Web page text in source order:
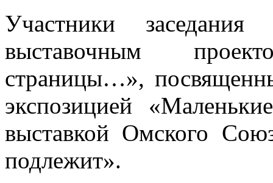
Участники
выставочным
страницы…»,
экспозицией
выставкой Омского
подлежит».